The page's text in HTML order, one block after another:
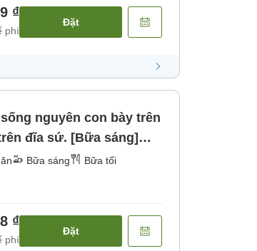
₫
phí
Đặt
nguyên con bày trên
đĩa sứ. [Bữa sáng]
Bữa sáng Bữa tối
₫
phí
Đặt